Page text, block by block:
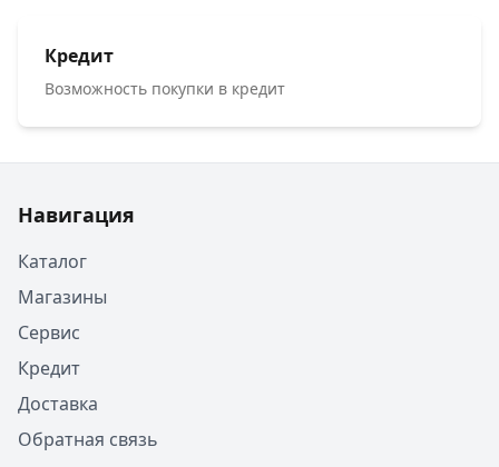
Кредит
Возможность покупки в кредит
Навигация
Каталог
Магазины
Сервис
Кредит
Доставка
Обратная связь